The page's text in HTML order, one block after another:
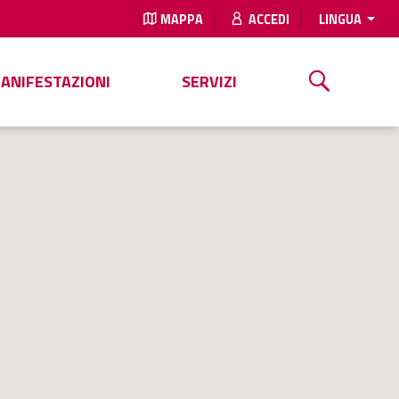
MAPPA ACCEDI LINGUA
SERVIZI